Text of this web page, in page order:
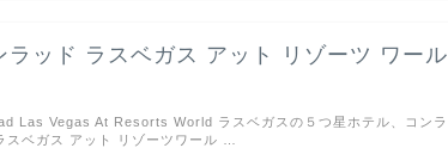
ラッド ラスベガス アット リゾーツ ワール
Las Vegas At Resorts World ラスベガスの５つ星ホテル、コンラ
スベガス アット リゾーツワール …